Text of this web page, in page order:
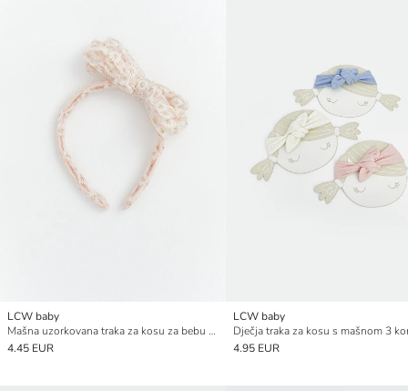
LCW baby
Mašna uzorkovana traka za kosu za bebu djevojčicu
4.45 EUR
LCW baby
Dječja traka za kosu s mašnom 3
4.95 EUR